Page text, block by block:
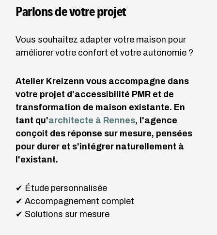
Parlons de votre projet
Vous souhaitez adapter votre maison pour
améliorer votre confort et votre autonomie ?
Atelier Kreizenn vous accompagne dans
votre projet d'accessibilité PMR et de
transformation de maison existante. En
tant qu'architecte à Rennes, l'agence
conçoit des réponse sur mesure, pensées
pour durer et s'intégrer naturellement à
l'existant.
✔ Étude personnalisée
✔ Accompagnement complet
✔ Solutions sur mesure